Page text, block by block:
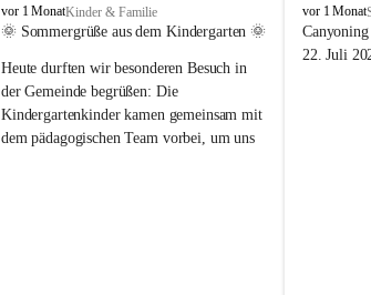
V
i
t
o
r
s
vor 1 MonatKinder & Familie
🌞 Sommergrüße aus dem Kindergarten 🌞
Heute durften wir besonderen Besuch in
der Gemeinde begrüßen: Die
Kindergartenkinder kamen gemeinsam mit
dem pädagogischen Team vorbei, um uns
V
i
k
vor 1 Monat
22. Juli